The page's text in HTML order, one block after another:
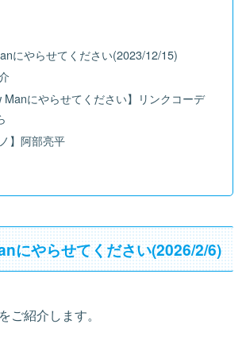
にやらせてください(2023/12/15)
Manにやらせてください】リンクコーデ
】阿部亮平
にやらせてください(2026/2/6)
ご紹介します。